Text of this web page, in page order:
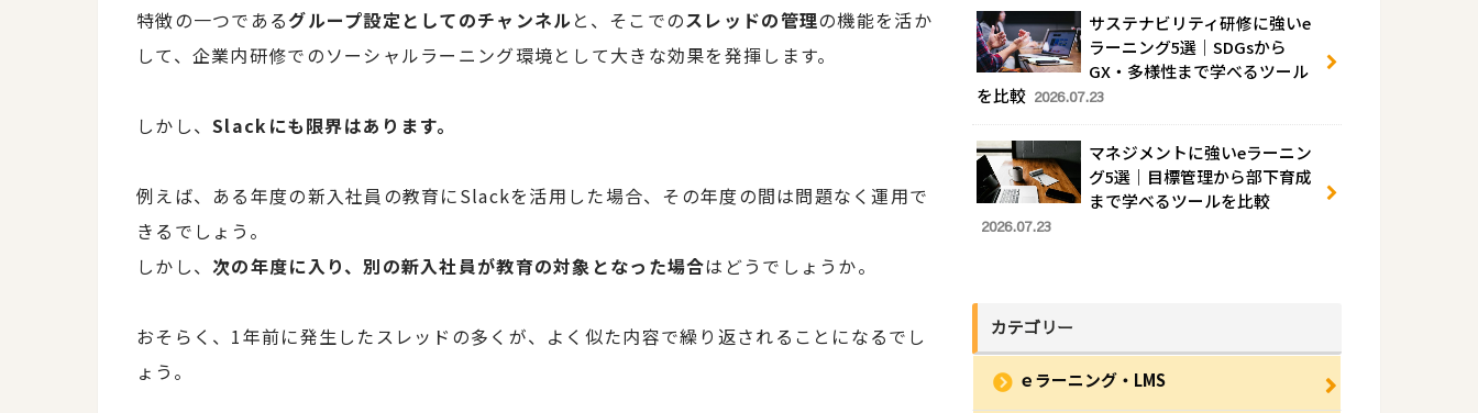
特徴の一つであるグループ設定としてのチャンネル と、そこでのスレッドの管理の機能を活か
して、企業内研修でのソーシャルラーニング環境として大きな効果を発揮します。
しかし、Slackにも限界はあります。
例えば、ある年度の新入社員の教育にSlackを活用した場合、その年度の間は問題なく運用で
きるでしょう。
しかし、 次の年度に入り、別の新入社員が教育の対象となった場合はどうでしょうか。
おそらく、1年前に発生したスレッドの多くが、よく似た内容で繰り返されることになるでし
ょう。
サステナビリティ研修に強いe
ラーニング5選｜SDGsから
GX・多様性まで学べるツール
を比較 2026.07.23
マネジメントに強いeラーニン
グ5選｜目標管理から部下育成
まで学べるツールを比較
2026.07.23
カテゴリー
ｅラーニング・LMS